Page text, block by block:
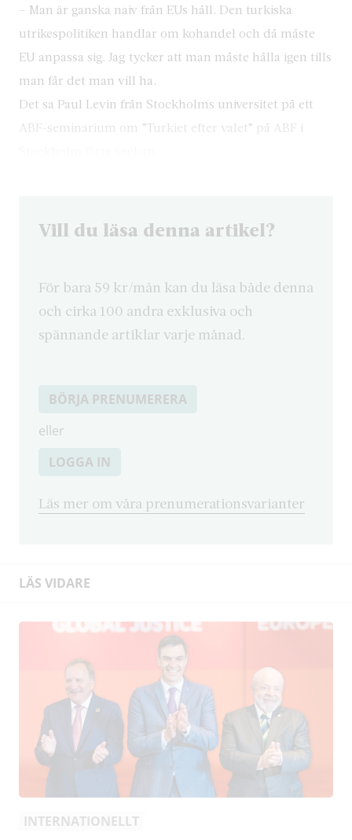
– Man är ganska naiv från EUs håll. Den turkiska
utrikespolitiken handlar om kohandel och då måste
EU anpassa sig. Jag tycker att man måste hålla igen tills
man får det man vill ha.
Det sa Paul Levin från Stockholms universitet på ett
ABF-seminarium om ”Turkiet efter valet” på ABF i
Vill du läsa denna artikel?
För bara 59 kr/mån kan du läsa både denna
och cirka 100 andra exklusiva och
spännande artiklar varje månad.
BÖRJA PRENUMERERA
eller
LOGGA IN
Läs mer om våra prenumerationsvarianter
LÄS VIDARE
INTERNATIONELLT